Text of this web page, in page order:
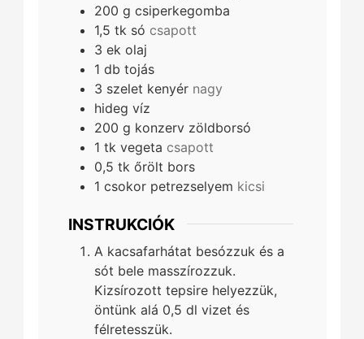
200 g csiperkegomba
1,5 tk só csapott
3 ek olaj
1 db tojás
3 szelet kenyér nagy
hideg víz
200 g konzerv zöldborsó
1 tk vegeta csapott
0,5 tk őrölt bors
1 csokor petrezselyem kicsi
INSTRUKCIÓK
A kacsafarhátat besózzuk és a
sót bele masszírozzuk.
Kizsírozott tepsire helyezzük,
öntünk alá 0,5 dl vizet és
félretesszük.